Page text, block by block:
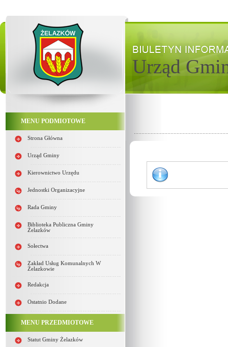
Urząd
MENU PODMIOTOWE
Strona Główna
Urząd Gminy
Kierownictwo Urzędu
Jednostki Organizacyjne
Rada Gminy
Biblioteka Publiczna Gminy
Żelazków
Sołectwa
Zakład Usług Komunalnych W
Żelazkowie
Redakcja
Ostatnio Dodane
MENU PRZEDMIOTOWE
Statut Gminy Żelazków